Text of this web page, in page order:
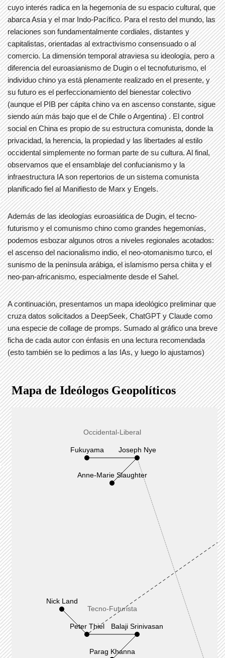
cuyo interés radica en la hegemonía de su espacio cultural, que
abarca Asia y el mar Indo-Pacífico. Para el resto del mundo, las
relaciones son fundamentalmente cordiales, distantes y
capitalistas, orientadas al extractivismo consensuado o al
comercio. La dimensión temporal atraviesa su ideología, pero a
diferencia del euroasianismo de Dugin o el tecnofuturismo, el
individuo chino ya está plenamente realizado en el presente, y
su futuro es el perfeccionamiento del bienestar colectivo
(aunque el PIB per cápita chino va en ascenso constante, sigue
siendo aún más bajo que el de Chile o Argentina) . El control
social en China es propio de su estructura comunista, donde la
privacidad, la herencia, la propiedad y las libertades al estilo
occidental simplemente no forman parte de su cultura. Al final,
observamos que el ensamblaje del confucianismo y la
infraestructura IA son repertorios de un sistema comunista
planificado fiel al Manifiesto de Marx y Engels.
Además de las ideologías euroasiática de Dugin, el tecno-
futurismo y el comunismo chino como grandes hegemonías,
podemos esbozar algunos otros a niveles regionales acotados:
el ascenso del nacionalismo indio, el neo-otomanismo turco, el
sunismo de la península arábiga, el islamismo persa chiita y el
neo-pan-africanismo, especialmente desde el Sahel.
A continuación, presentamos un mapa ideológico preliminar que
cruza datos solicitados a DeepSeek, ChatGPT y Claude como
una especie de collage de promps. Sumado al gráfico una breve
ficha de cada autor con énfasis en una lectura recomendada
(esto también se lo pedimos a las IAs, y luego lo ajustamos)